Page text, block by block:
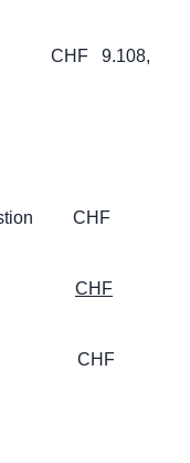
9.108,
CHF
CHF